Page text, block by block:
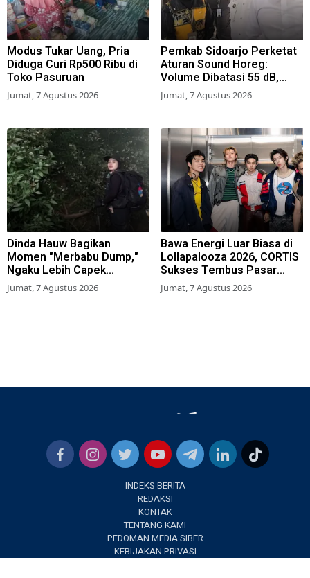
Modus Tukar Uang, Pria
Diduga Curi Rp500 Ribu di
Toko Pasuruan
Jumat, 7 Agustus 2026
Pemkab Sidoarjo Perketat
Aturan Sound Horeg:
Volume Dibatasi 55 dB,
Wajib Kantongi Izin
Jumat, 7 Agustus 2026
Dinda Hauw Bagikan
Momen "Merbabu Dump,"
Ngaku Lebih Capek
Dibanding Gunung Sumbing
Jumat, 7 Agustus 2026
Bawa Energi Luar Biasa di
Lollapalooza 2026, CORTIS
Sukses Tembus Pasar
Musik Global
Jumat, 7 Agustus 2026
INDEKS BERITA
REDAKSI
KONTAK
TENTANG KAMI
PEDOMAN MEDIA SIBER
KEBIJAKAN PRIVASI